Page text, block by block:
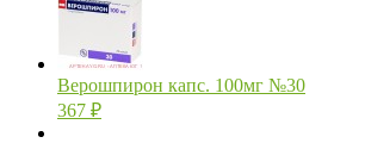
Верошпирон капс. 100мг №30
367 ₽